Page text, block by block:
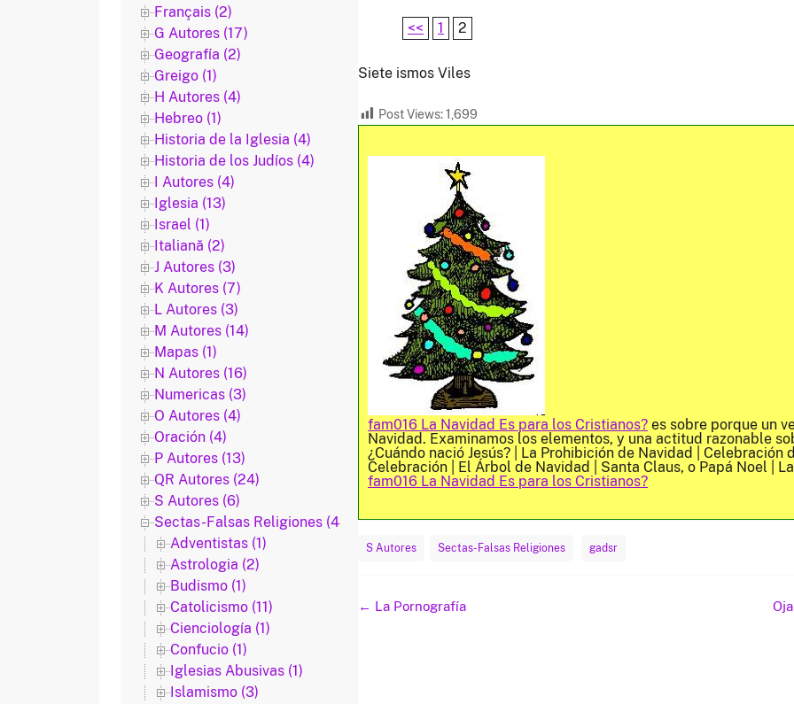
<< 1 2
Siete ismos Viles
Post Views:1,699
fam016 La Navidad Es para los Cristianos? es sobre porque un
Navidad. Examinamos los elementos, y una actitud razonable
¿Cuándo nació Jesús? | La Prohibición de Navidad |
Celebración | El Árbol de Navidad | Santa Claus, o Papá Noel |
fam016 La Navidad Es para los Cristianos?
S Autores Sectas-Falsas Religiones gadsr
Navegación
← La Pornografía
Français (2)
G Autores (17)
Geografía (2)
Greigo (1)
H Autores (4)
Hebreo (1)
Historia de la Iglesia (4)
Historia de los Judíos (4)
I Autores (4)
Iglesia (13)
Israel (1)
Italiană (2)
J Autores (3)
K Autores (7)
L Autores (3)
M Autores (14)
Mapas (1)
N Autores (16)
Numericas (3)
O Autores (4)
Oración (4)
P Autores (13)
QR Autores (24)
S Autores (6)
Sectas-Falsas Religiones (48)
Adventistas (1)
Astrologia (2)
Budismo (1)
Catolicismo (11)
Cienciología (1)
Confucio (1)
Iglesias Abusivas (1)
Islamismo (3)